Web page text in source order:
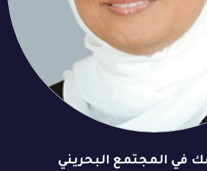
في المجتمع البحريني